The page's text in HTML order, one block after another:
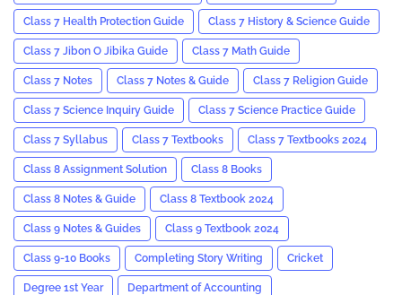
Class 7 Health Protection Guide Class 7 History & Science Guide
Class 7 Jibon O Jibika Guide Class 7 Math Guide
Class 7 Notes Class 7 Notes & Guide Class 7 Religion Guide
Class 7 Science Inquiry Guide Class 7 Science Practice Guide
Class 7 Syllabus Class 7 Textbooks Class 7 Textbooks 2024
Class 8 Assignment Solution Class 8 Books
Class 8 Notes & Guide Class 8 Textbook 2024
Class 9 Notes & Guides Class 9 Textbook 2024
Class 9-10 Books Completing Story Writing Cricket
Degree 1st Year Department of Accounting